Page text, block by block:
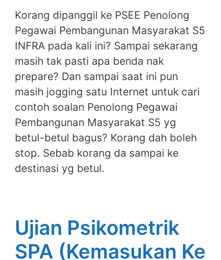
Korang dipanggil ke PSEE Penolong
Pegawai Pembangunan Masyarakat S5
INFRA pada kali ini? Sampai sekarang
masih tak pasti apa benda nak
prepare? Dan sampai saat ini pun
masih jogging satu Internet untuk cari
contoh soalan Penolong Pegawai
Pembangunan Masyarakat S5 yg
betul-betul bagus? Korang dah boleh
stop. Sebab korang da sampai ke
destinasi yg betul.
Ujian Psikometrik
SPA (Kemasukan Ke